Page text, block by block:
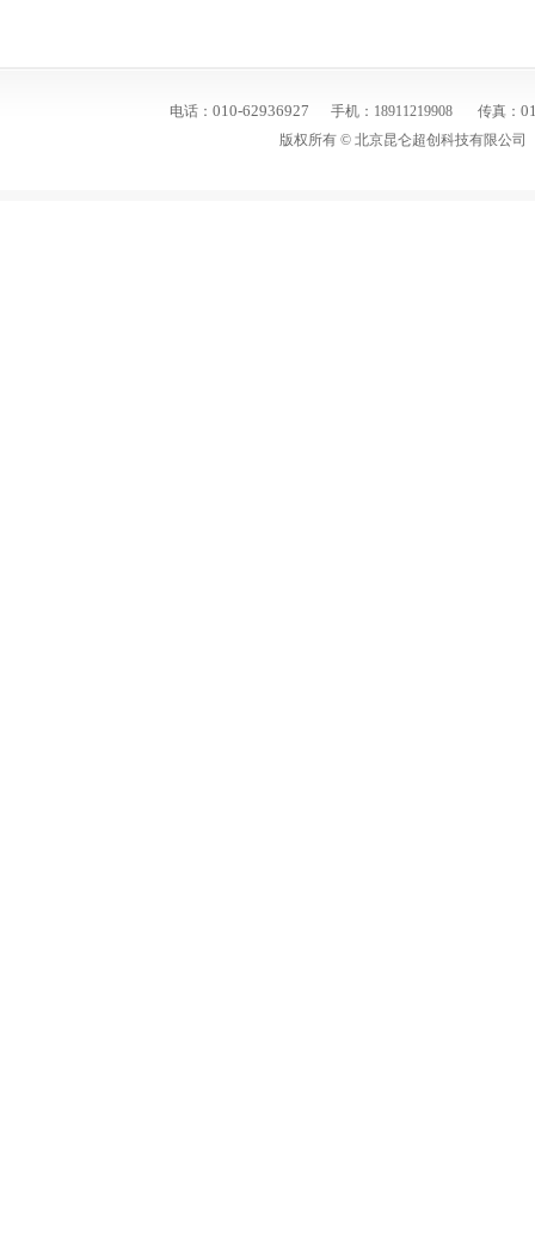
电话： 010-62936927 手机：18911219908 传真：
版权所有 © 北京昆仑超创科技有限公司